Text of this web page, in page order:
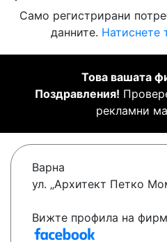
Само регистрирани
данните. Натиснете
Това вашата
Поздравления!
рекламни
Варна
ул. „Архитект Петко
Вижте профила на